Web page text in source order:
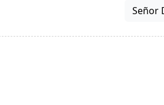
Señor